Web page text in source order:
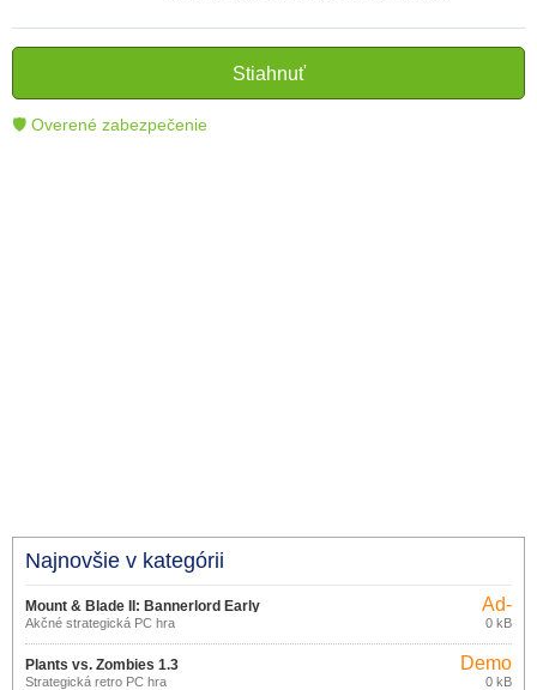
informatívnych textov, ktoré pomáhajú
čitateľom lepšie porozumieť a využiť moderné
technológie.
Stiahnuť
🛡 Overené zabezpečenie
Najnovšie v kategórii
Mount & Blade II: Bannerlord Early
Access
Akčné strategická PC hra
Ad-
supported
0 kB
Plants vs. Zombies 1.3
Strategická retro PC hra
Demo
0 kB